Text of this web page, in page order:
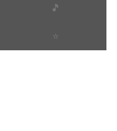
🎵
⭐️